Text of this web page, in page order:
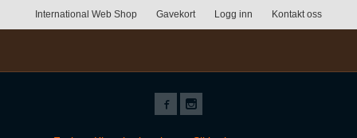
International Web Shop Gavekort Logg inn Kontakt oss